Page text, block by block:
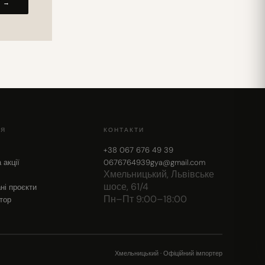
→
проєкти
КОНТАКТИ
+38 067 676 49 39
0676764939gya@gmail.com
Хмельницький, Львівське
шосе, 61/4
Пн–Пт 9:00–18:00
Хмельницький · Офіційний імпортер